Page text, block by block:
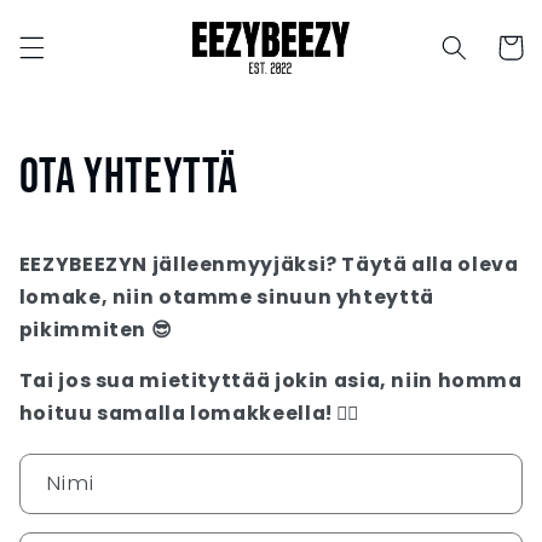
sisältöön
Ota yhteyttä
EEZYBEEZYN jälleenmyyjäksi? Täytä alla oleva
lomake, niin otamme sinuun yhteyttä
pikimmiten 😎
Tai jos sua mietityttää jokin asia, niin homma
hoituu samalla lomakkeella! ✌🏼
Y
h
t
Nimi